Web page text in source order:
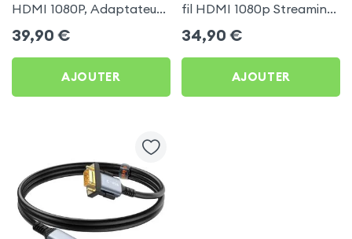
HDMI 1080P, Adaptateur
d'affichage Vidéo Sans-fil
TV pour Xiaomi Mi 9T Pro
39,90 €
AJOUTER
fil HDMI 1080p Streaming,
récepteur vidéo TV
(compatible Miracast,
AirPlay, DLNA) pour
Xiaomi Mi 9T Pro
34,90 €
AJOUTER